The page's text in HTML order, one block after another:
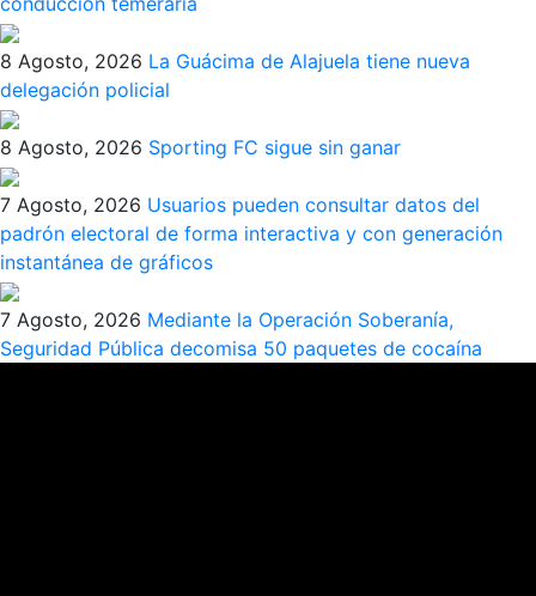
8 Agosto, 2026 La Guácima de Alajuela tiene nueva
delegación policial
8 Agosto, 2026 Sporting FC sigue sin ganar
7 Agosto, 2026 Usuarios pueden consultar datos del
padrón electoral de forma interactiva y con generación
instantánea de gráficos
7 Agosto, 2026 Mediante la Operación Soberanía,
Seguridad Pública decomisa 50 paquetes de cocaína